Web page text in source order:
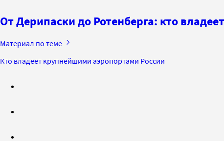
От Дерипаски до Ротенберга: кто
Материал по теме
Кто владеет крупнейшими аэропортами России